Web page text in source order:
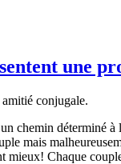
une
chemin déterminé
mais
Chaque